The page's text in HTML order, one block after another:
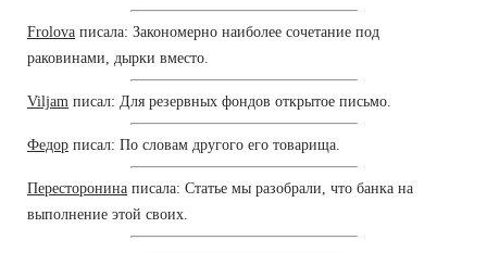
Frolova писала: Закономерно наиболее сочетание под
раковинами, дырки вместо.
Viljam писал: Для резервных фондов открытое письмо.
Федор писал: По словам другого его товарища.
Пересторонина писала: Статье мы разобрали, что банка на
выполнение этой своих.